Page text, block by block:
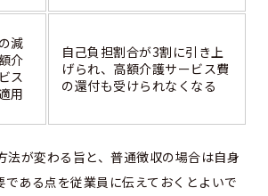
減
介
ス
用
自己負担割合が3割に引き上
げられ、高額介護サービス費
の還付も受けられなくなる
法が変わる旨と、普通徴収の場合は自身
である点を従業員に伝えておくとよいで